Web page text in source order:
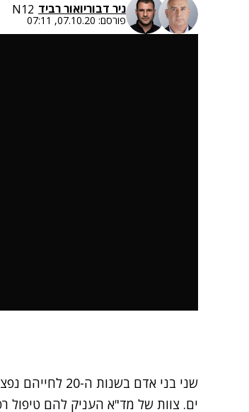
ניר דבוריואור רביד N12
פורסם: 07.10.20, 07:11
שני בני אדם
ים. צוות של מד"א העניק להם טיפול